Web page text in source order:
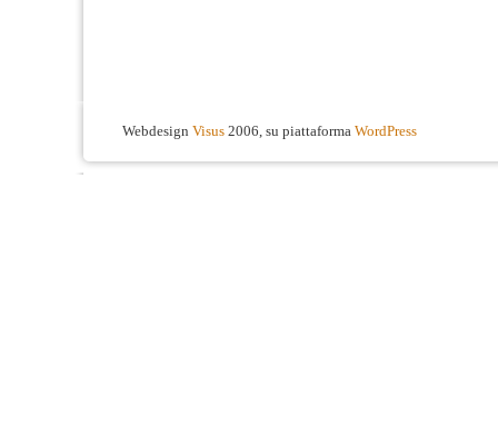
Webdesign Visus 2006, su piattaforma WordPress